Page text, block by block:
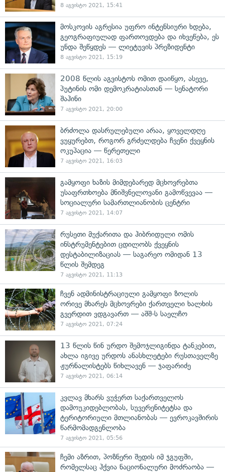
8 აგვისტო 2021, 15:41
მოსკოვის აგრესია უფრო ინტენსიური ხდება,
გეოგრაფიულად ფართოვდება და იხვეწება, ეს
უნდა შეწყდეს — ლიეტუვის პრეზიდენტი
8 აგვისტო 2021, 15:19
2008 წლის აგვისტოს ომით დაიწყო, ასევე,
პუტინის ომი დემოკრატიასთან — სენატორი
შაჰინი
7 აგვისტო 2021, 20:00
ბრძოლა დასრულებული არაა, ყოველდღე
ვუყურებთ, როგორ გრძელდება ჩვენი ქვეყნის
ოკუპაცია — წერეთელი
7 აგვისტო 2021, 16:03
გამყოფი ხაზის მიმდებარედ მცხოვრებთა
უსაფრთხოება მნიშვნელოვანი გამოწვევაა —
სოციალური სამართლიანობის ცენტრი
7 აგვისტო 2021, 14:07
რუსეთი მუქარითა და ჰიბრიდული ომის
ინსტრუმენტებით ცდილობს ქვეყნის
დესტაბილიზაციას — საგარეო ომიდან 13
წლის შემდეგ
7 აგვისტო 2021, 11:13
ჩვენ ადმინისტრაციული გამყოფი ზოლის
ორივე მხარეს მცხოვრები ქართველი ხალხის
გვერდით ვდგავართ — აშშ-ს საელჩო
7 აგვისტო 2021, 07:24
13 წლის წინ ურდო შემოჯლიგინდა ტანკებით,
ახლა იგივე ურდოს ანასხლეტები რუსთაველზე
ჟურნალისტებს წიხლავენ — ჯაფარიძე
7 აგვისტო 2021, 06:14
კვლავ მხარს ვუჭერთ საქართველოს
დამოუკიდებლობას, სუვერენიტეტსა და
ტერიტორიული მთლიანობას — ევროკავშირის
წარმომადგენლობა
7 აგვისტო 2021, 05:56
ჩემი აზრით, პოზნერი შედის იმ ჯგუფში,
რომელსაც ჰქვია ნაციონალური მოძრაობა —